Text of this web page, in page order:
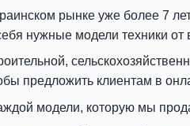
рынке уже более 7
нужные модели техники
предложить клиентам в
модели, которую мы